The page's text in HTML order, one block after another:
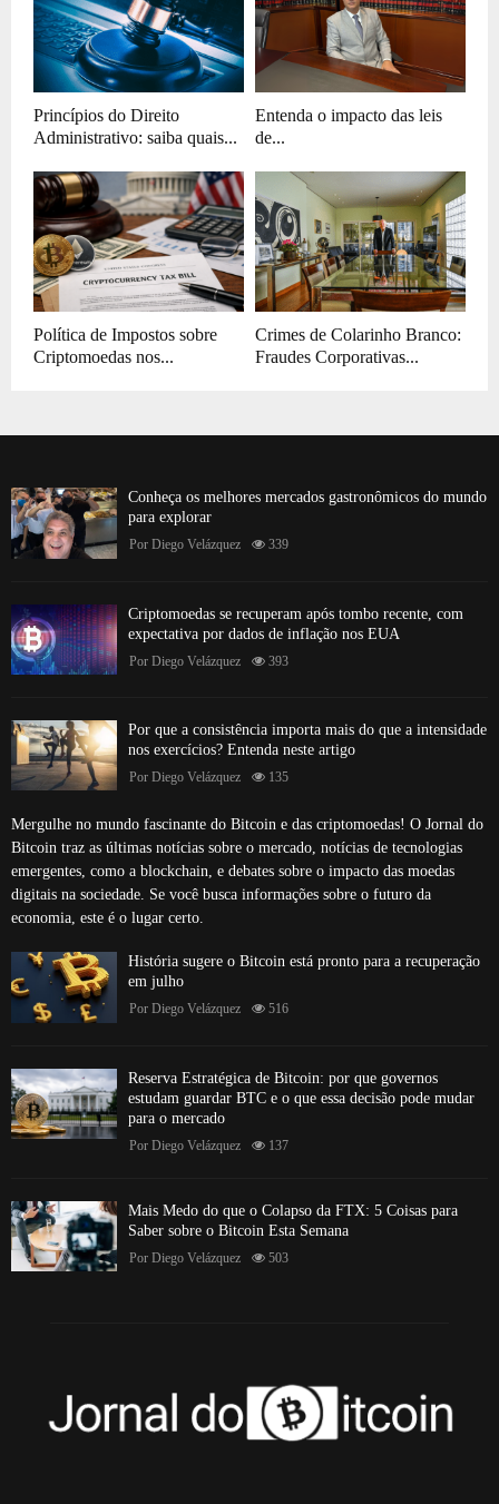
Princípios do Direito
Administrativo: saiba quais...
Entenda o impacto das leis
de...
Política de Impostos sobre
Criptomoedas nos...
Crimes de Colarinho Branco:
Fraudes Corporativas...
Conheça os melhores mercados gastronômicos do mundo
para explorar
Por Diego Velázquez 339
Criptomoedas se recuperam após tombo recente, com
expectativa por dados de inflação nos EUA
Por Diego Velázquez 393
Por que a consistência importa mais do que a intensidade
nos exercícios? Entenda neste artigo
Por Diego Velázquez 135
Mergulhe no mundo fascinante do Bitcoin e das criptomoedas! O Jornal do
Bitcoin traz as últimas notícias sobre o mercado, notícias de tecnologias
emergentes, como a blockchain, e debates sobre o impacto das moedas
digitais na sociedade. Se você busca informações sobre o futuro da
economia, este é o lugar certo.
História sugere o Bitcoin está pronto para a recuperação
em julho
Por Diego Velázquez 516
Reserva Estratégica de Bitcoin: por que governos
estudam guardar BTC e o que essa decisão pode mudar
para o mercado
Por Diego Velázquez 137
Mais Medo do que o Colapso da FTX: 5 Coisas para
Saber sobre o Bitcoin Esta Semana
Por Diego Velázquez 503